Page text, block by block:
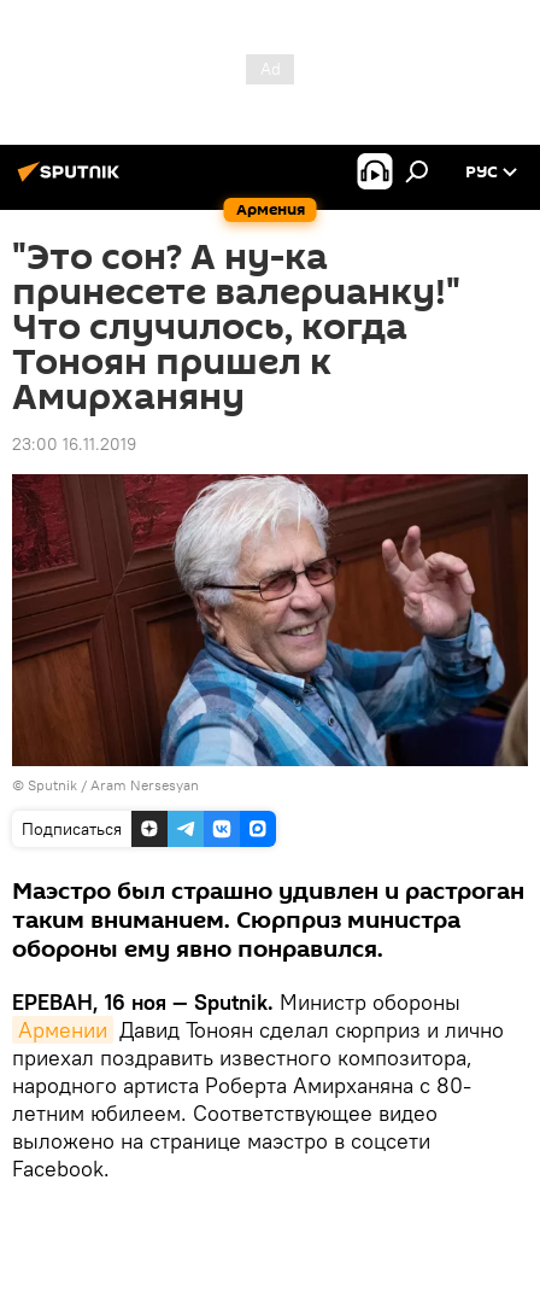
Армения
РУС
"Это сон? А ну-ка
принесете валерианку!"
Что случилось, когда
Тоноян пришел к
Амирханяну
23:00 16.11.2019
© Sputnik / Aram Nersesyan
Подписаться
Маэстро был страшно удивлен и растроган
таким вниманием. Сюрприз министра
обороны ему явно понравился.
ЕРЕВАН, 16 ноя — Sputnik. Министр обороны
Армении Давид Тоноян сделал сюрприз и лично
приехал поздравить известного композитора,
народного артиста Роберта Амирханяна с 80-
летним юбилеем. Соответствующее видео
выложено на странице маэстро в соцсети
Facebook.